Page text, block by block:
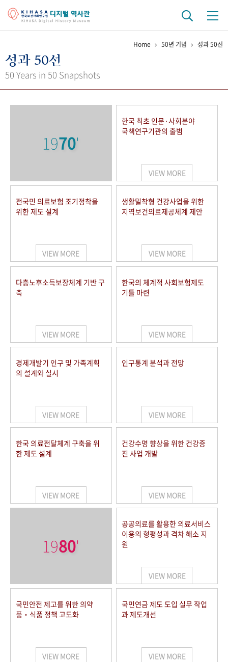
걸어온 길 기관 변천사
키워드로 보는 연구 역사
연구자들
사진 아카이브 문서 기록물 행정박물 영상 기록물
50+1 주년 기념
세계와 함께 한 KIHASA
VR 역사관
Home 50년 기념 성과 50선
성과 50선
50 Years in 50 Snapshots
1970'
한국 최초 인문·사회분야
국책연구기관의 출범
VIEW MORE
전국민 의료보험 조기정착을
위한 제도 설계
VIEW MORE
생활밀착형 건강사업을 위한
지역보건의료제공체계 제안
VIEW MORE
다층노후소득보장체계 기반 구
축
VIEW MORE
한국의 체계적 사회보험제도
기틀 마련
VIEW MORE
경제개발기 인구 및 가족계획
의 설계와 실시
VIEW MORE
인구통계 분석과 전망
VIEW MORE
한국 의료전달체계 구축을 위
한 제도 설계
VIEW MORE
건강수명 향상을 위한 건강증
진 사업 개발
VIEW MORE
1980'
공공의료를 활용한 의료서비스
이용의 형평성과 격차 해소 지
원
VIEW MORE
국민안전 제고를 위한 의약
품‧식품 정책 고도화
VIEW MORE
국민연금 제도 도입 실무 작업
과 제도개선
VIEW MORE